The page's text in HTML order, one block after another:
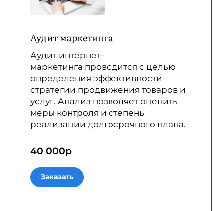
Аудит маркетинга
Аудит интернет-
маркетинга проводится с целью
определения эффективности
стратегии продвижения товаров и
услуг. Анализ позволяет оценить
меры контроля и степень
реализации долгосрочного плана.
40 000р
Заказать